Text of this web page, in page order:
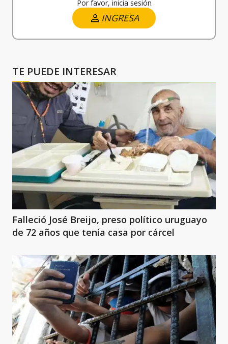
Por favor, inicia sesión
INGRESA
TE PUEDE INTERESAR
Falleció José Breijo, preso político uruguayo
de 72 años que tenía casa por cárcel